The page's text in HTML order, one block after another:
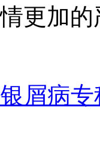
更加的
屑病